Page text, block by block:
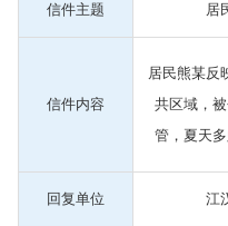
信件主题 居
信件内容
居民熊某反
共区域，
管，夏天
回复单位 江